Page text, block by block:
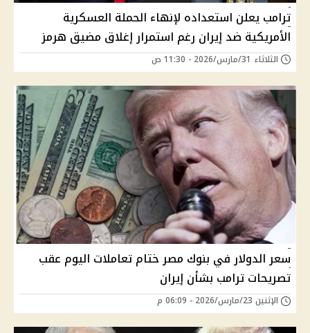
ترامب يعلن استعداده لإنهاء الحملة العسكرية
الأمريكية ضد إيران رغم استمرار إغلاق مضيق هرمز
الثلاثاء 31/مارس/2026 - 11:30 ص
سعر الدولار في بنوك مصر ختام تعاملات اليوم عقب
تصريحات ترامب بشأن إيران
الإثنين 23/مارس/2026 - 06:09 م